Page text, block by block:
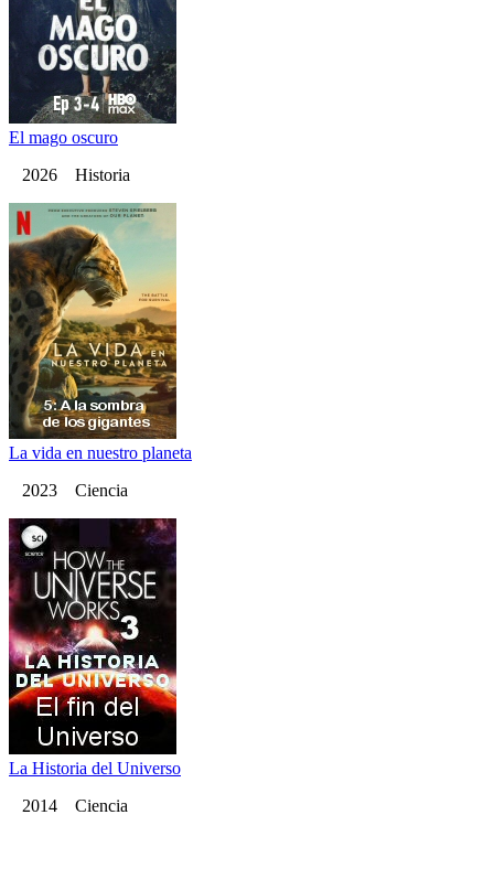
El mago oscuro
2026 Historia
La vida en nuestro planeta
2023 Ciencia
La Historia del Universo
2014 Ciencia